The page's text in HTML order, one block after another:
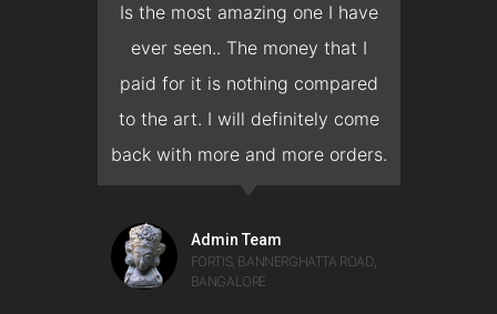
Is the most amazing one I have
ever seen.. The money that I
paid for it is nothing compared
to the art. I will definitely come
back with more and more orders.
Admin Team
FORTIS, BANNERGHATTA ROAD,
BANGALORE